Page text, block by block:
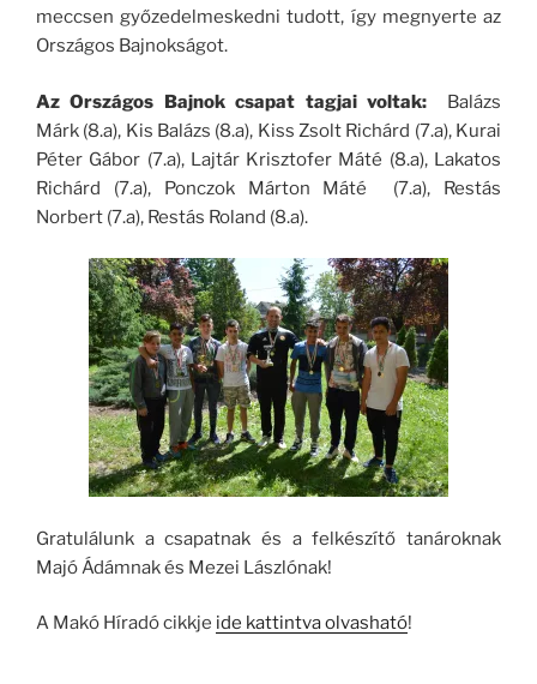
meccsen győzedelmeskedni tudott, így megnyerte az
Országos Bajnokságot.
Az Országos Bajnok csapat tagjai voltak: Balázs
Márk (8.a), Kis Balázs (8.a), Kiss Zsolt Richárd (7.a), Kurai
Péter Gábor (7.a), Lajtár Krisztofer Máté (8.a), Lakatos
Richárd (7.a), Ponczok Márton Máté (7.a), Restás
Norbert (7.a), Restás Roland (8.a).
Gratulálunk a csapatnak és a felkészítő tanároknak
Majó Ádámnak és Mezei Lászlónak!
A Makó Híradó cikkje ide kattintva olvasható!